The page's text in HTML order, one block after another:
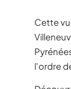
Cette
l'ordre